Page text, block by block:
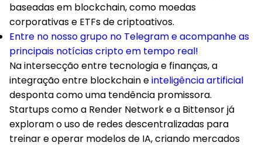
baseadas em blockchain, como moedas
corporativas e ETFs de criptoativos.
Entre no nosso grupo no Telegram e acompanhe as
principais notícias cripto em tempo real!
Na intersecção entre tecnologia e finanças, a
integração entre blockchain einteligência artificial
desponta como uma tendência promissora.
Startups como a Render Network e a Bittensor já
exploram o uso de redes descentralizadas para
treinar e operar modelos de IA, criando mercados